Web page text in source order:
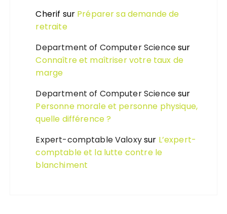
Cherif sur Préparer sa demande de
retraite
Department of Computer Sciencesur
Connaître et maîtriser votre taux de
marge
Department of Computer Sciencesur
Personne morale et personne physique,
quelle différence ?
Expert-comptable Valoxysur L’expert-
comptable et la lutte contre le
blanchiment